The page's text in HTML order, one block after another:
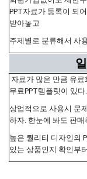
PPT자료가 등록이 되
받아놓고
주제별로 분류해서 사
자료가 많은 만큼 유
무료PPT템플릿이 있
상업적으로 사용시 문
하자. 한눈에 봐도 판
높은 퀄리티 디자인의
있는 상품인지 확인부